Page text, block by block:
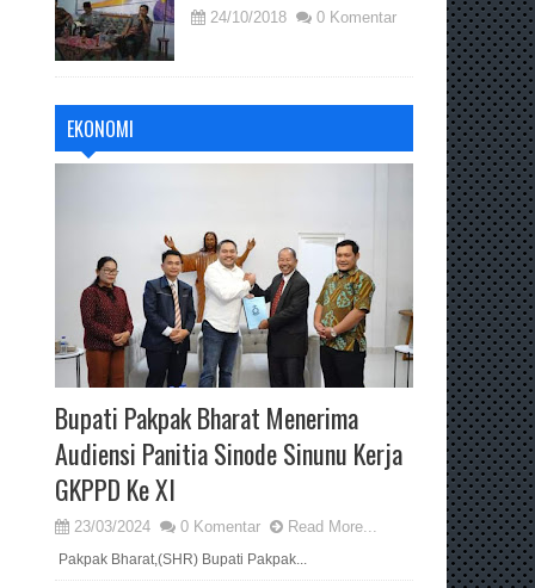
24/10/2018 0 Komentar
EKONOMI
Bupati Pakpak Bharat Menerima
Audiensi Panitia Sinode Sinunu Kerja
GKPPD Ke XI
23/03/2024 0 Komentar Read More...
Pakpak Bharat,(SHR) Bupati Pakpak...